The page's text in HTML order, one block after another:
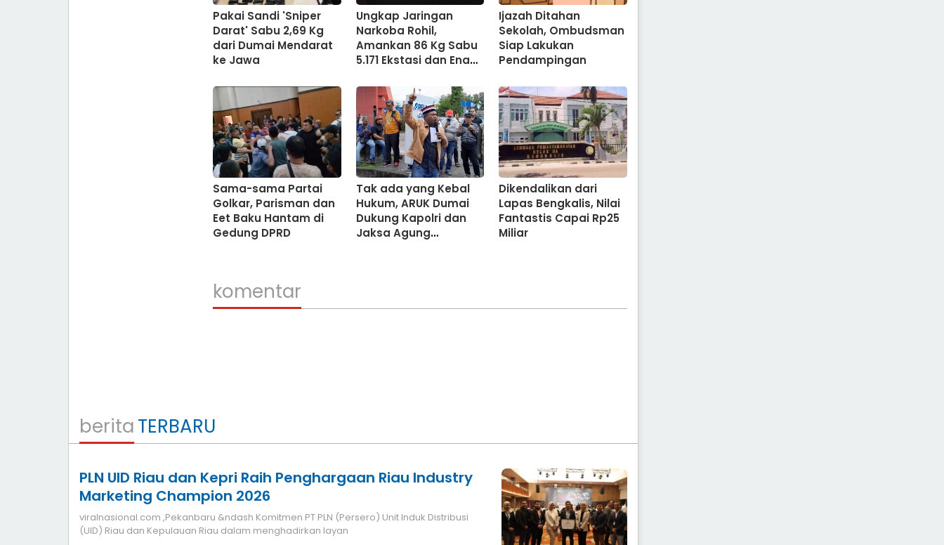
Pakai Sandi 'Sniper
Darat' Sabu 2,69 Kg
dari Dumai Mendarat
ke Jawa
Ungkap Jaringan
Narkoba Rohil,
Amankan 86 Kg Sabu
5.171 Ekstasi dan Enam
Ijazah Ditahan
Sekolah, Ombudsman
Siap Lakukan
Pendampingan
Sama-sama Partai
Golkar, Parisman dan
Eet Baku Hantam di
Gedung DPRD
Tak ada yang Kebal
Hukum, ARUK Dumai
Dukung Kapolri dan
Jaksa Agung
Dikendalikan dari
Lapas Bengkalis, Nilai
Fantastis Capai Rp25
Miliar
komentar
beritaTERBARU
PLN UID Riau dan Kepri Raih Penghargaan Riau Industry
Marketing Champion 2026
viralnasional.com ,Pekanbaru &ndash Komitmen PT PLN (Persero) Unit Induk Distribusi
(UID) Riau dan Kepulauan Riau dalam menghadirkan layan